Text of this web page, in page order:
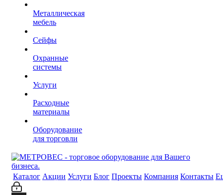
Металлическая
мебель
Сейфы
Охранные
системы
Услуги
Расходные
материалы
Оборудование
для торговли
Каталог Акции Услуги Блог Проекты Компания Контакты